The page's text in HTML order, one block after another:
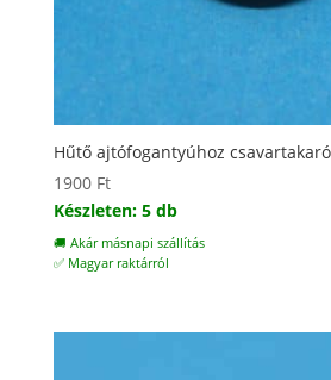
Hűtő ajtófogantyúhoz
1900 Ft
Készleten: 5 db
🚚 Akár másnapi szállítás
✅ Magyar raktárról